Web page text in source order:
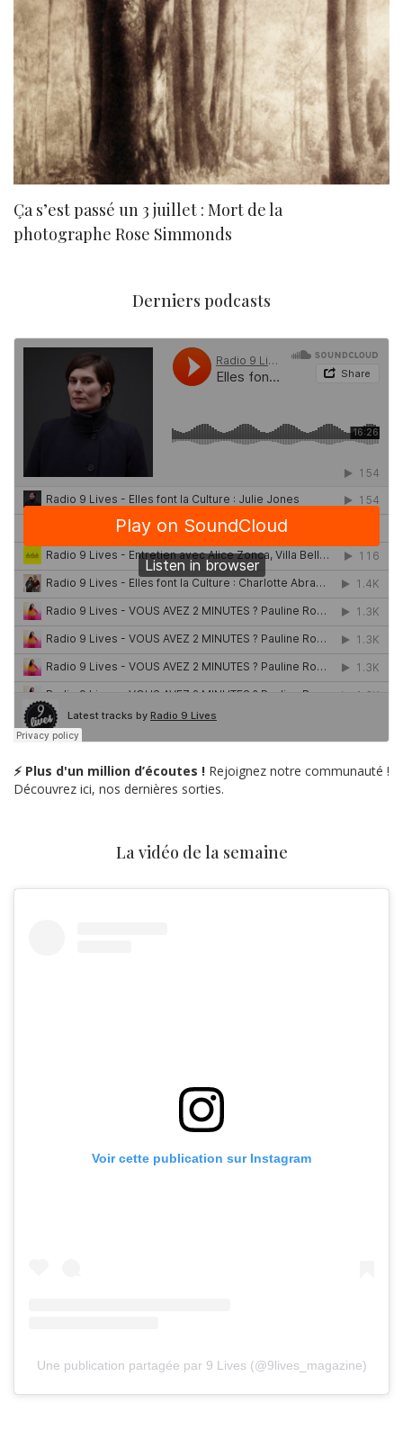
Ça s’est passé un 3 juillet : Mort de la
photographe Rose Simmonds
Derniers podcasts
⚡ Plus d'un million d’écoutes ! Rejoignez notre communauté !
Découvrez ici, nos dernières sorties.
La vidéo de la semaine
Voir cette publication sur Instagram
Une publication partagée par 9 Lives (@9lives_magazine)